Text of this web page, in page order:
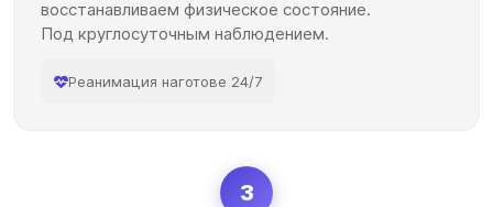
восстанавливаем физическое состояние.
Под круглосуточным наблюдением.
Реанимация наготове 24/7
3